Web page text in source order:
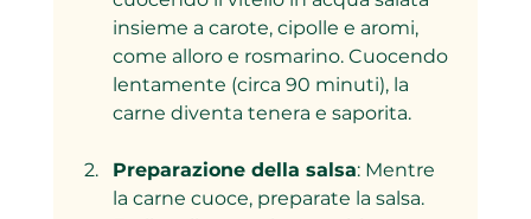
insieme a carote, cipolle e aromi,
come alloro e rosmarino. Cuocendo
lentamente (circa 90 minuti), la
carne diventa tenera e saporita.
Preparazione della salsa: Mentre
la carne cuoce, preparate la salsa.